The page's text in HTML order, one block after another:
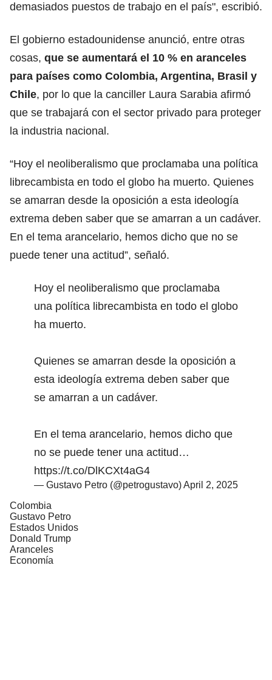
demasiados puestos de trabajo en el país", escribió.
El gobierno estadounidense anunció, entre otras
cosas, que se aumentará el 10 % en aranceles
para países como Colombia, Argentina, Brasil y
Chile, por lo que la canciller Laura Sarabia afirmó
que se trabajará con el sector privado para proteger
la industria nacional.
“Hoy el neoliberalismo que proclamaba una política
librecambista en todo el globo ha muerto. Quienes
se amarran desde la oposición a esta ideología
extrema deben saber que se amarran a un cadáver.
En el tema arancelario, hemos dicho que no se
puede tener una actitud”, señaló.
Hoy el neoliberalismo que proclamaba
una política librecambista en todo el globo
ha muerto.
Quienes se amarran desde la oposición a
esta ideología extrema deben saber que
se amarran a un cadáver.
En el tema arancelario, hemos dicho que
no se puede tener una actitud…
https://t.co/DlKCXt4aG4
— Gustavo Petro (@petrogustavo)April 2, 2025
Colombia
Gustavo Petro
Estados Unidos
Donald Trump
Aranceles
Economía